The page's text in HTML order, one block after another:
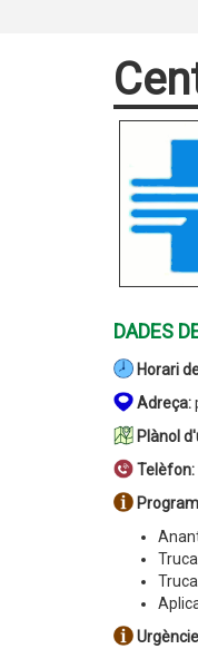
DADES
Horari
Adreça:
Plànol
Telèfon: